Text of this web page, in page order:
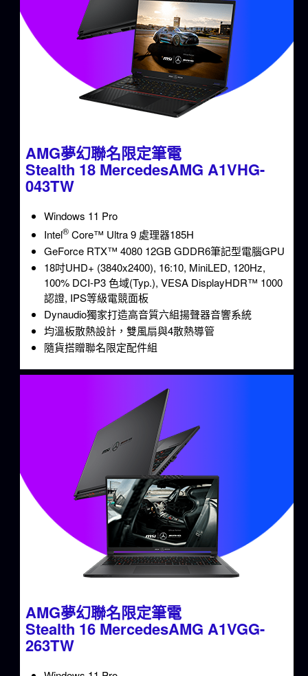
AMG夢幻聯名限定筆電
Stealth 18 MercedesAMG A1VHG-
043TW
Windows 11 Pro
Intel®Core™ Ultra 9 處理器185H
GeForce RTX™ 4080 12GB GDDR6筆記型電腦GPU
18吋UHD+ (3840x2400), 16:10, MiniLED, 120Hz,
100% DCI-P3 色域(Typ.), VESA DisplayHDR™ 1000
認證, IPS等級電競面板
Dynaudio獨家打造高音質六組揚聲器音響系統
均溫板散熱設計，雙風扇與4散熱導管
隨貨搭贈聯名限定配件組
AMG夢幻聯名限定筆電
Stealth 16 MercedesAMG A1VGG-
263TW